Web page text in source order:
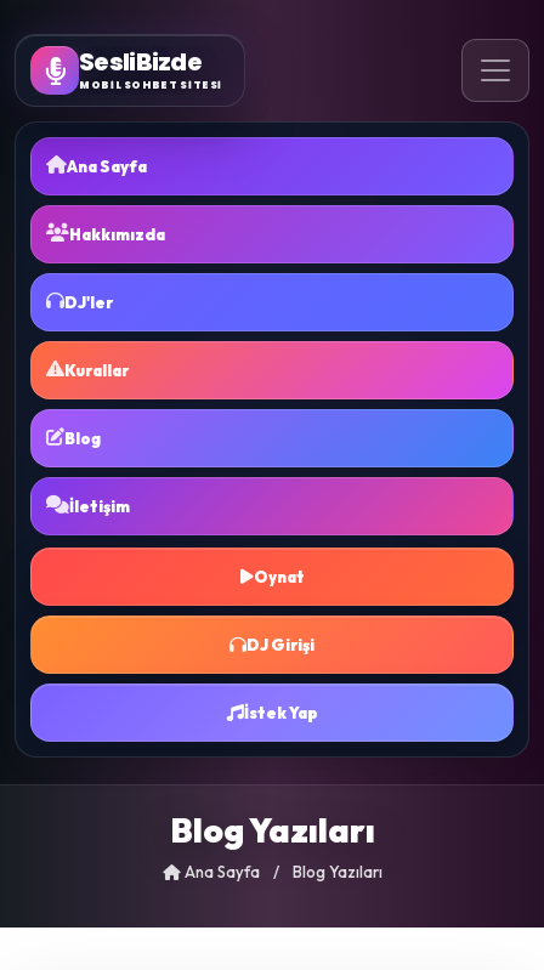
SesliBizde
MOBİL SOHBET SİTESİ
Ana Sayfa
Hakkımızda
DJ'ler
Kurallar
Blog
İletişim
Oynat
DJ Girişi
İstek Yap
Blog Yazıları
Ana Sayfa / Blog Yazıları